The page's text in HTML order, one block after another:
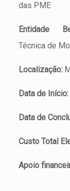
das PME
Entidade
Técnica de
Localização:
Data de Início:
Data de
Custo Total
Apoio